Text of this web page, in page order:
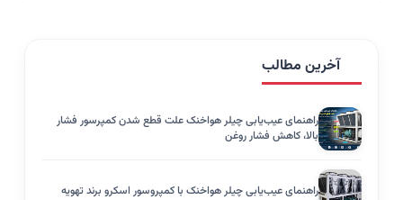
آخرین مطالب
راهنمای عیب‌یابی چیلر هواخنک علت قطع شدن کمپرسور فشار
بالا، کاهش فشار روغن
راهنمای عیب‌یابی چیلر هواخنک با کمپروسور اسکرو برند تهویه